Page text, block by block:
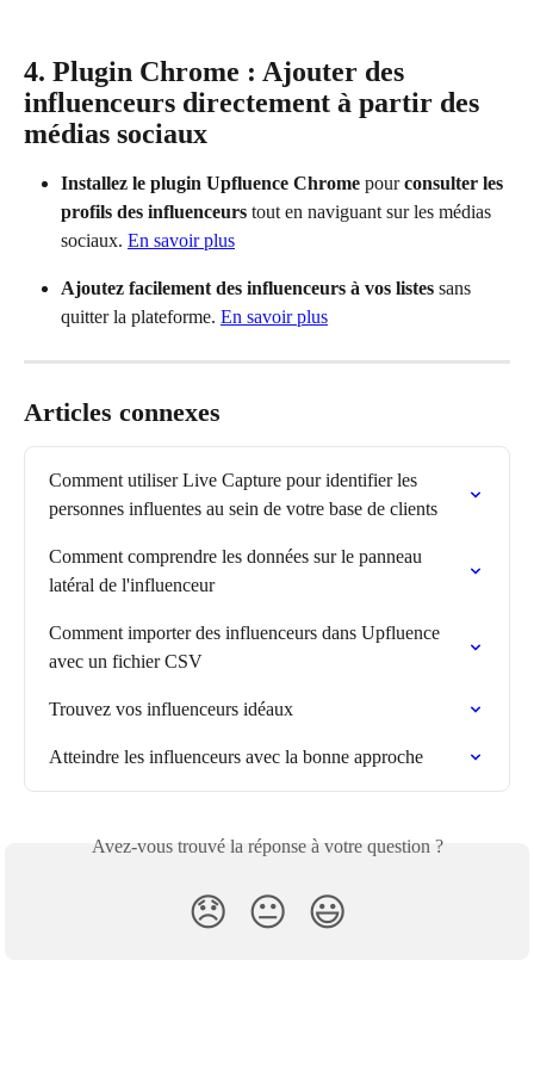
4. Plugin Chrome : Ajouter des
influenceurs directement à partir des
médias sociaux
Installez le plugin Upfluence Chrome pour consulter les
profils des influenceurs tout en naviguant sur les médias
sociaux. En savoir plus
Ajoutez facilement des influenceurs à vos listes sans
quitter la plateforme. En savoir plus
Articles connexes
Comment utiliser Live Capture pour identifier les
personnes influentes au sein de votre base de clients
Comment comprendre les données sur le panneau
latéral de l'influenceur
Comment importer des influenceurs dans Upfluence
avec un fichier CSV
Trouvez vos influenceurs idéaux
Atteindre les influenceurs avec la bonne approche
Avez-vous trouvé la réponse à votre question ?
😞 😐 😃